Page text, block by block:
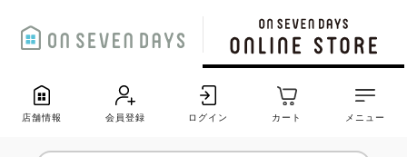
店舗情報 会員登録 ログイン カート メニュー